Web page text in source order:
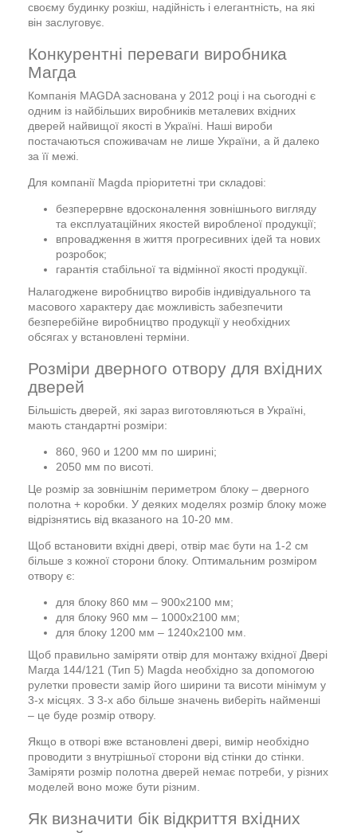
своєму будинку розкіш, надійність і елегантність, на які
він заслуговує.
Конкурентні переваги виробника
Магда
Компанія MAGDA заснована у 2012 році і на сьогодні є
одним із найбільших виробників металевих вхідних
дверей найвищої якості в Україні. Наші вироби
постачаються споживачам не лише України, а й далеко
за її межі.
Для компанії Magda пріоритетні три складові:
безперервне вдосконалення зовнішнього вигляду
та експлуатаційних якостей виробленої продукції;
впровадження в життя прогресивних ідей та нових
розробок;
гарантія стабільної та відмінної якості продукції.
Налагоджене виробництво виробів індивідуального та
масового характеру дає можливість забезпечити
безперебійне виробництво продукції у необхідних
обсягах у встановлені терміни.
Розміри дверного отвору для вхідних
дверей
Більшість дверей, які зараз виготовляються в Україні,
мають стандартні розміри:
860, 960 и 1200 мм по ширині;
2050 мм по висоті.
Це розмір за зовнішнім периметром блоку – дверного
полотна + коробки. У деяких моделях розмір блоку може
відрізнятись від вказаного на 10-20 мм.
Щоб встановити вхідні двері, отвір має бути на 1-2 см
більше з кожної сторони блоку. Оптимальним розміром
отвору є:
для блоку 860 мм – 900х2100 мм;
для блоку 960 мм – 1000х2100 мм;
для блоку 1200 мм – 1240х2100 мм.
Щоб правильно заміряти отвір для монтажу вхідної Двері
Магда 144/121 (Тип 5) Magda необхідно за допомогою
рулетки провести замір його ширини та висоти мінімум у
3-х місцях. З 3-х або більше значень виберіть найменші
– це буде розмір отвору.
Якщо в отворі вже встановлені двері, вимір необхідно
проводити з внутрішньої сторони від стінки до стінки.
Заміряти розмір полотна дверей немає потреби, у різних
моделей воно може бути різним.
Як визначити бік відкриття вхідних